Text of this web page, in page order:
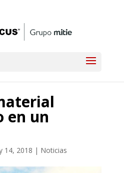
en un
14, 2018 | Noticias